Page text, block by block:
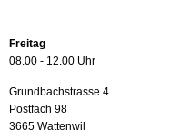
Freitag
08.00 - 12.00 Uhr
Grundbachstrasse 4
Postfach 98
3665 Wattenwil